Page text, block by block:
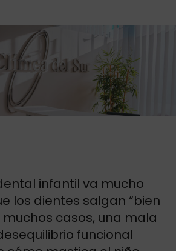
infantil va mucho
los dientes salgan “bien
muchos casos, una mala
funcional